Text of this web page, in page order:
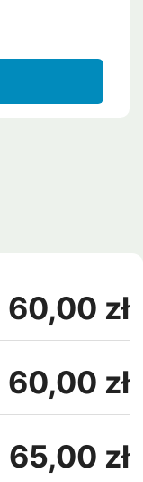
60,00 zł
60,00 zł
65,00 zł